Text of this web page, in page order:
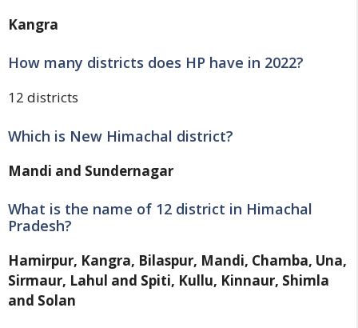
Kangra
How many districts does HP have in 2022?
12 districts
Which is New Himachal district?
Mandi and Sundernagar
What is the name of 12 district in Himachal
Pradesh?
Hamirpur, Kangra, Bilaspur, Mandi, Chamba, Una,
Sirmaur, Lahul and Spiti, Kullu, Kinnaur, Shimla
and Solan